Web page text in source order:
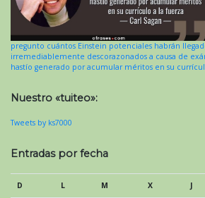
pregunto cuántos Einstein potenciales habrán
irremediablemente descorazonados a causa de
hastío generado por acumular méritos en su
Nuestro «tuiteo»:
Tweets by ks7000
Entradas por fecha
D L M X J